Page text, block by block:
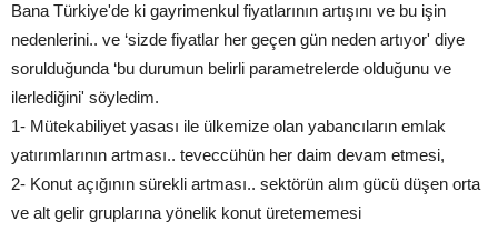
Bana Türkiye'de ki gayrimenkul fiyatlarının artışını ve bu işin
nedenlerini.. ve ‘sizde fiyatlar her geçen gün neden artıyor' diye
sorulduğunda ‘bu durumun belirli parametrelerde olduğunu ve
ilerlediğini' söyledim.
1- Mütekabiliyet yasası ile ülkemize olan yabancıların emlak
yatırımlarının artması.. teveccühün her daim devam etmesi,
2- Konut açığının sürekli artması.. sektörün alım gücü düşen orta
ve alt gelir gruplarına yönelik konut üretememesi